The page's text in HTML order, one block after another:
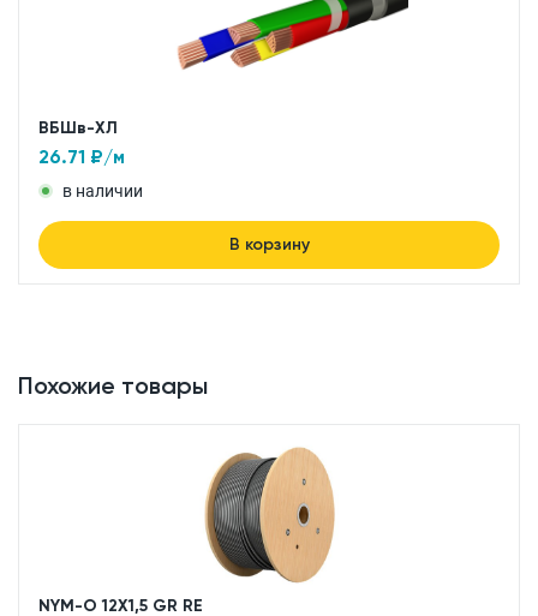
ВБШв-ХЛ
26.71 ₽/м
в наличии
В корзину
Похожие товары
NYM-O 12X1,5 GR RE